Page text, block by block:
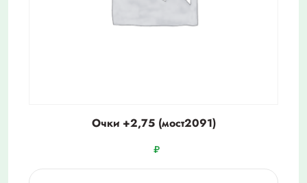
Очки +2,75 (мост2091)
₽